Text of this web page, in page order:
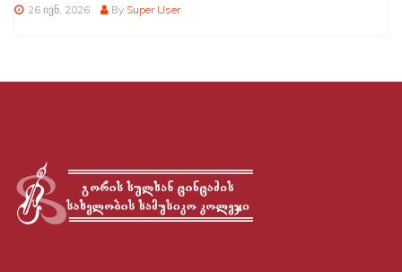
26 ივნ, 2026 By Super User